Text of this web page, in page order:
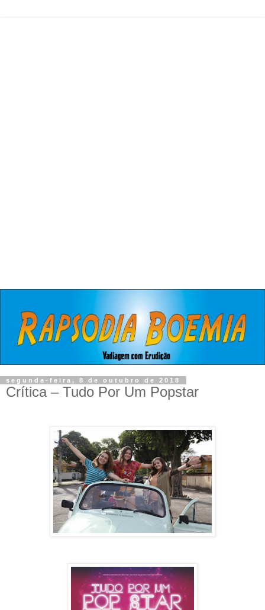
segunda-feira, 8 de outubro de 2018
Crítica – Tudo Por Um Popstar